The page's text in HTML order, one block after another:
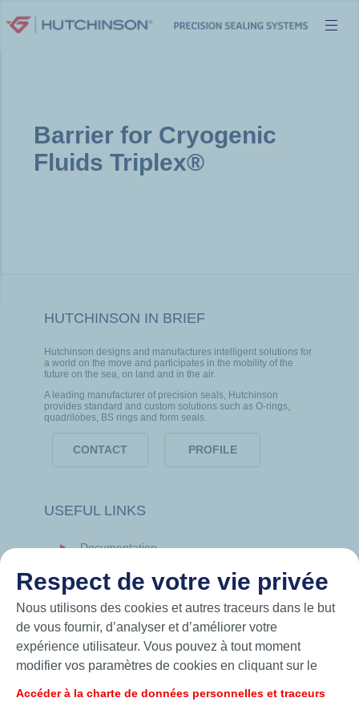
to
Barrier for Cryogenic
Fluids Triplex®
HUTCHINSON IN BRIEF
Hutchinson designs and manufactures intelligent solutions for
a world on the move and participates in the mobility of the
future on the sea, on land and in the air.
A leading manufacturer of precision seals, Hutchinson
provides standard and custom solutions such as O-rings,
quadrilobes, BS rings and form seals.
CONTACT PROFILE
USEFUL LINKS
Documentation
Hutchinson.com
Respect de votre vie privée
Nous utilisons des cookies et autres traceurs dans le but
de vous fournir, d’analyser et d’améliorer votre
expérience utilisateur. Vous pouvez à tout moment
modifier vos paramètres de cookies en cliquant sur le
« J’accepte », vous acceptez le dépôt de l’ensemble des
Accéder à la charte de données personnelles et traceurs